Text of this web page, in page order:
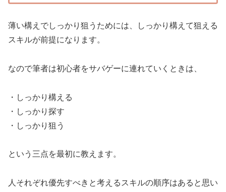
薄い構えでしっかり狙うためには、しっかり構えて狙える
スキルが前提になります。
なので筆者は初心者をサバゲーに連れていくときは、
・しっかり構える
・しっかり探す
・しっかり狙う
という三点を最初に教えます。
人それぞれ優先すべきと考えるスキルの順序はあると思い